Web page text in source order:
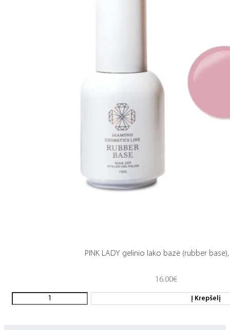
PINK LADY gelinio lako bazė (rubber
16.00€
Į Krepšelį